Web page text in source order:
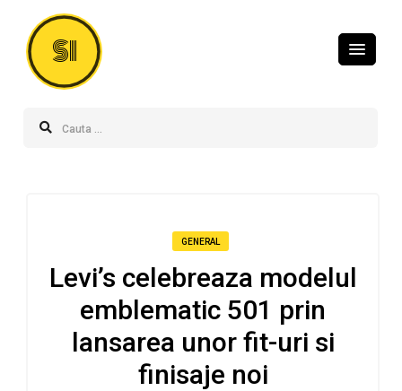
SI
GENERAL
Levi’s celebreaza modelul
emblematic 501 prin
lansarea unor fit-uri si
finisaje noi